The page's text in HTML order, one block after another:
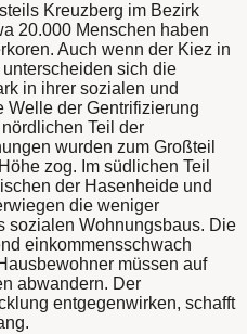
Kreuzberg im Bezirk
20.000 Menschen haben
Auch wenn der Kiez in
sich die
in ihrer sozialen und
Welle der Gentrifizierung
Teil der
wurden zum Großteil
zog. Im südlichen Teil
der Hasenheide und
die weniger
sozialen Wohnungsbaus. Die
einkommensschwach
müssen auf
abwandern. Der
entgegenwirken, schafft